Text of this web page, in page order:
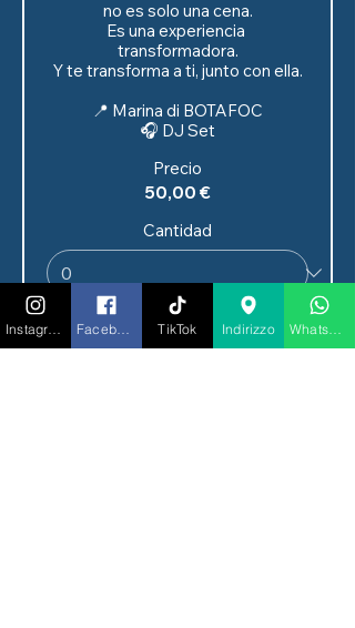
no es solo una cena.
Es una experiencia
transformadora.
Y te transforma a ti, junto con ella.
📍 Marina di BOTAFOC
🎧 DJ Set
Precio
50,00 €
Cantidad
TikTok Indirizzo